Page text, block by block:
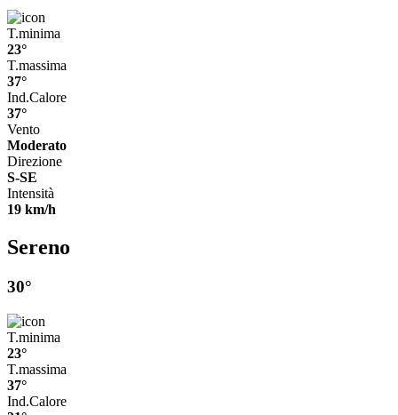
T.minima
23°
T.massima
37°
Ind.Calore
37°
Vento
Moderato
Direzione
S-SE
Intensità
19 km/h
Sereno
30°
T.minima
23°
T.massima
37°
Ind.Calore